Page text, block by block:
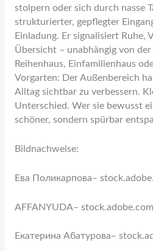
stolpern oder sich durch nasse
strukturierter, gepflegter
Einladung. Er signalisiert Ruhe,
Übersicht – unabhängig von
Reihenhaus, Einfamilienhaus
Vorgarten: Der Außenbereich
Alltag sichtbar zu verbessern.
Unterschied. Wer sie bewusst
schöner, sondern spürbar
Bildnachweise:
Ева Поликарпова–
AFFANYUDA– stock.adobe.com
Екатерина Абатурова–